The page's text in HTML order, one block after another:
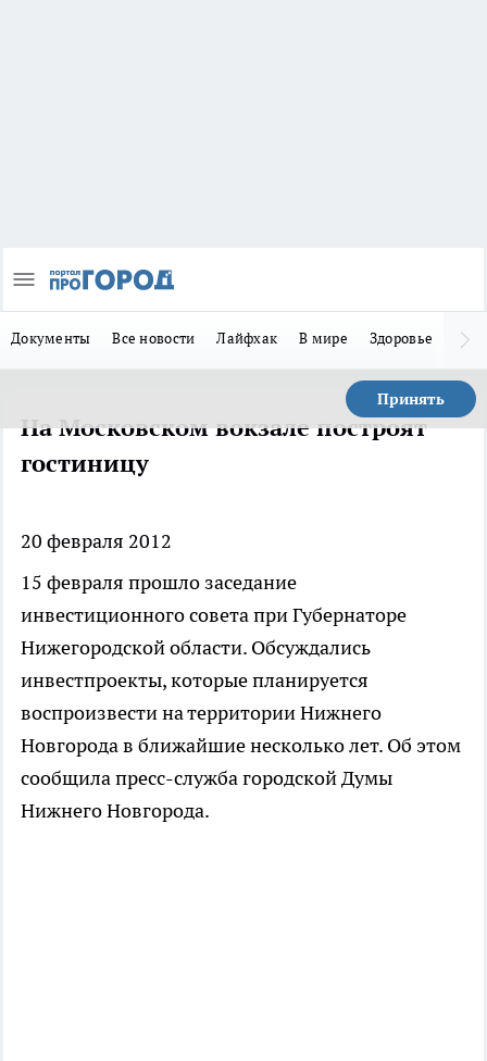
Документы Все новости Лайфхак В мире Здоровье
Принять
На Московском вокзале построят
гостиницу
20 февраля 2012
15 февраля прошло заседание
инвестиционного совета при Губернаторе
Нижегородской области. Обсуждались
инвестпроекты, которые планируется
воспроизвести на территории Нижнего
Новгорода в ближайшие несколько лет. Об этом
сообщила пресс-служба городской Думы
Нижнего Новгорода.